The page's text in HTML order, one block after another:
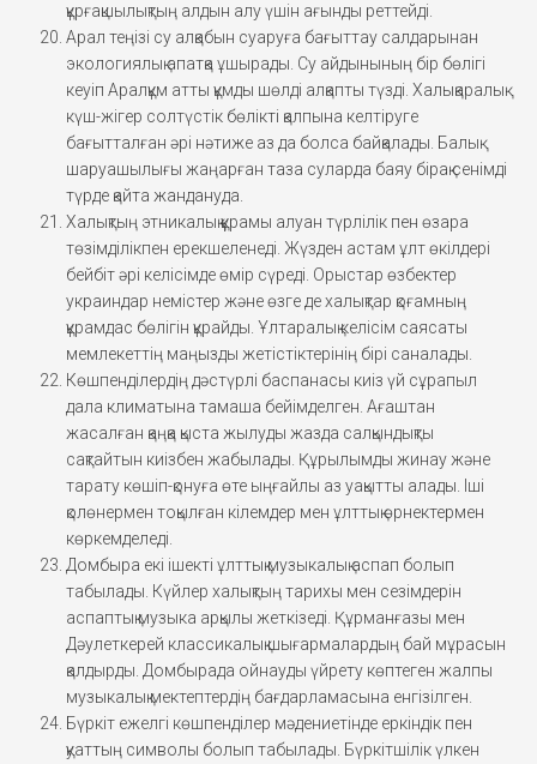
құрғақшылықтың алдын алу үшін ағынды реттейді.
Арал теңізі су алқабын суаруға бағыттау салдарынан
экологиялық апатқа ұшырады. Су айдынының бір бөлігі
кеуіп Аралқұм атты құмды шөлді алқапты түзді. Халықаралық
күш-жігер солтүстік бөлікті қалпына келтіруге
бағытталған әрі нәтиже аз да болса байқалады. Балық
шаруашылығы жаңарған таза суларда баяу бірақ сенімді
түрде қайта жандануда.
Халықтың этникалық құрамы алуан түрлілік пен өзара
төзімділікпен ерекшеленеді. Жүзден астам ұлт өкілдері
бейбіт әрі келісімде өмір сүреді. Орыстар өзбектер
украиндар немістер және өзге де халықтар қоғамның
құрамдас бөлігін құрайды. Ұлтаралық келісім саясаты
мемлекеттің маңызды жетістіктерінің бірі саналады.
Көшпенділердің дәстүрлі баспанасы киіз үй сұрапыл
дала климатына тамаша бейімделген. Ағаштан
жасалған қаңқа қыста жылуды жазда салқындықты
сақтайтын киізбен жабылады. Құрылымды жинау және
тарату көшіп-қонуға өте ыңғайлы аз уақытты алады. Іші
қолөнермен тоқылған кілемдер мен ұлттық өрнектермен
көркемделеді.
Домбыра екі ішекті ұлттық музыкалық аспап болып
табылады. Күйлер халықтың тарихы мен сезімдерін
аспаптық музыка арқылы жеткізеді. Құрманғазы мен
Дәулеткерей классикалық шығармалардың бай мұрасын
қалдырды. Домбырада ойнауды үйрету көптеген жалпы
музыкалық мектептердің бағдарламасына енгізілген.
Бүркіт ежелгі көшпенділер мәдениетінде еркіндік пен
қуаттың символы болып табылады. Бүркітшілік үлкен